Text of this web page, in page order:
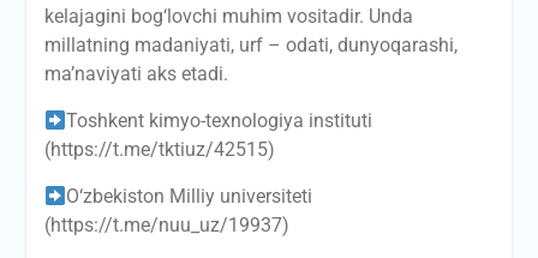
kelajagini bog‘lovchi muhim vositadir. Unda
millatning madaniyati, urf – odati, dunyoqarashi,
ma’naviyati aks etadi.
Toshkent kimyo-texnologiya instituti
(https://t.me/tktiuz/42515)
O‘zbekiston Milliy universiteti
(https://t.me/nuu_uz/19937)